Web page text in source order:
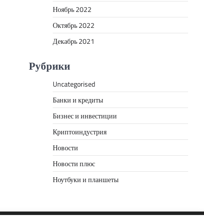
Ноябрь 2022
Октябрь 2022
Декабрь 2021
Рубрики
Uncategorised
Банки и кредиты
Бизнес и инвестиции
Криптоиндустрия
Новости
Новости плюс
Ноутбуки и планшеты